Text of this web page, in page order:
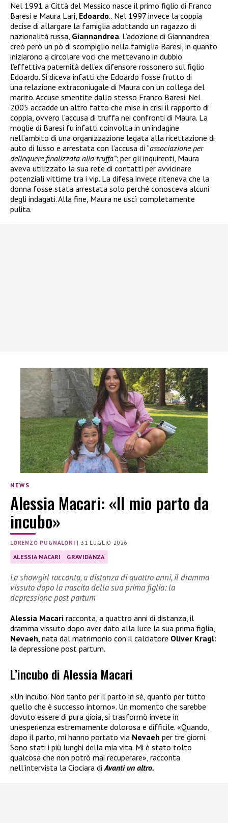
Nel 1991 a Città del Messico nasce il primo figlio di Franco
Baresi e Maura Lari, Edoardo.. Nel 1997 invece la coppia
decise di allargare la famiglia adottando un ragazzo di
nazionalità russa, Giannandrea. L’adozione di Giannandrea
creò però un pò di scompiglio nella famiglia Baresi, in quanto
iniziarono a circolare voci che mettevano in dubbio
l’effettiva paternità dell’ex difensore rossonero sul figlio
Edoardo. Si diceva infatti che Edoardo fosse frutto di
una relazione extraconiugale di Maura con un collega del
marito. Accuse smentite dallo stesso Franco Baresi. Nel
2005 accadde un altro fatto che mise in crisi il rapporto di
coppia, ovvero l’accusa di truffa nei confronti di Maura. La
moglie di Baresi fu infatti coinvolta in un’indagine
nell’ambito di una organizzazione legata alla ricettazione di
auto di lusso e arrestata con l’accusa di “associazione per
delinquere finalizzata alla truffa”: per gli inquirenti, Maura
aveva utilizzato la sua rete di contatti per avvicinare
potenziali vittime tra i vip. La difesa invece riteneva che la
donna fosse stata arrestata solo perché conosceva alcuni
degli indagati. Alla fine, Maura ne uscì completamente
pulita.
NEWS
Alessia Macari: «Il mio parto da
incubo»
LORENZO PUGNALONI |31 LUGLIO 2026
ALESSIA MACARI GRAVIDANZA
La showgirl racconta, a distanza di quattro anni, il dramma
vissuto dopo la nascita della sua prima figlia: la
depressione post partum
Alessia Macari racconta, a quattro anni di distanza, il
dramma vissuto dopo aver dato alla luce la sua prima figlia,
Nevaeh , nata dal matrimonio con il calciatore Oliver Kragl:
la depressione post partum.
L’incubo di Alessia Macari
«Un incubo. Non tanto per il parto in sé, quanto per tutto
quello che è successo intorno». Un momento che sarebbe
dovuto essere di pura gioia, si trasformò invece in
un’esperienza estremamente dolorosa e difficile. «Quando,
dopo il parto, mi hanno portato via Nevaeh per tre giorni.
Sono stati i più lunghi della mia vita. Mi è stato tolto
qualcosa che non potrò mai recuperare», racconta
nell’intervista la Ciociara di Avanti un altro.